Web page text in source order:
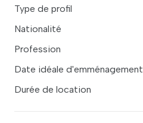
Type de profil
Nationalité
Profession
Date idéale d'emménagement
Durée de location